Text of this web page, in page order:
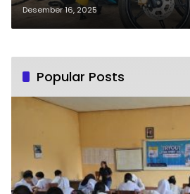
Desember 16, 2025
Popular Posts